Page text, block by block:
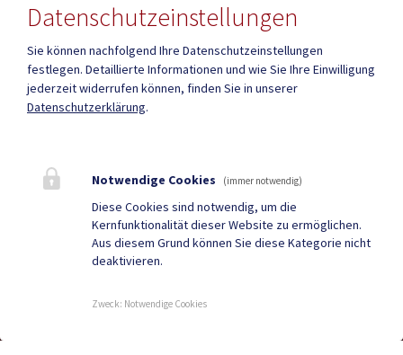
Amtsstunden
Heute , 08:00 - 12:00
Quicklinks
Geko digital Gemeinde-
Tourismus
Neuigkeiten
Datenschutzeinstellungen
Sie können nachfolgend Ihre Datenschutzeinstellungen
festlegen. Detaillierte Informationen und wie Sie Ihre Einwilligung
jederzeit widerrufen können, finden Sie in unserer
Datenschutzerklärung.
Notwendige Cookies (immer notwendig)
Diese Cookies sind notwendig, um die
Kernfunktionalität dieser Website zu ermöglichen.
Aus diesem Grund können Sie diese Kategorie nicht
deaktivieren.
Zweck: Notwendige Cookies